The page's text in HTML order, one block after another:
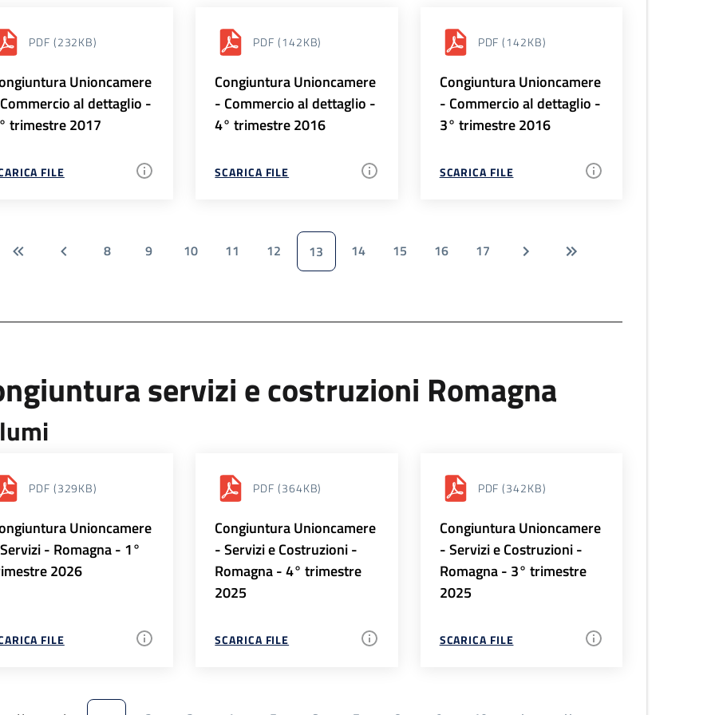
PDF (232KB)
Unioncamere
al dettaglio -
trimestre 2017
FILE
PDF (142KB)
Congiuntura Unioncamere
- Commercio al dettaglio -
4° trimestre 2016
SCARICA FILE
PDF (142KB)
Congiuntura Unioncamere
- Commercio al dettaglio -
3° trimestre 2016
SCARICA FILE
8 9 10 11 12 13 14 15 16 17
servizi e costruzioni Romagna
PDF (329KB)
Unioncamere
- Romagna - 1°
2026
FILE
PDF (364KB)
Congiuntura Unioncamere
- Servizi e Costruzioni -
Romagna - 4° trimestre
2025
SCARICA FILE
PDF (342KB)
Congiuntura Unioncamere
- Servizi e Costruzioni -
Romagna - 3° trimestre
2025
SCARICA FILE